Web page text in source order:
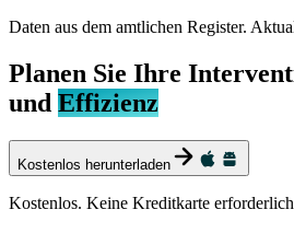
Daten aus dem amtlichen Register.
Planen Sie Ihre
und Effizienz
Kostenlos herunterladen
Kostenlos. Keine Kreditkarte